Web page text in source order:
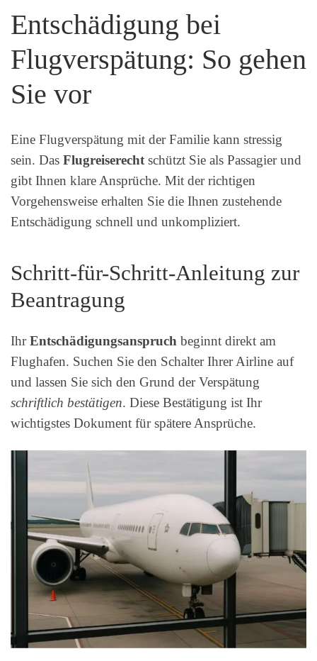
Entschädigung bei
Flugverspätung: So gehen
Sie vor
Eine Flugverspätung mit der Familie kann stressig
sein. Das Flugreiserecht schützt Sie als Passagier und
gibt Ihnen klare Ansprüche. Mit der richtigen
Vorgehensweise erhalten Sie die Ihnen zustehende
Entschädigung schnell und unkompliziert.
Schritt-für-Schritt-Anleitung zur
Beantragung
IhrEntschädigungsanspruch beginnt direkt am
Flughafen. Suchen Sie den Schalter Ihrer Airline auf
und lassen Sie sich den Grund der Verspätung
schriftlich bestätigen. Diese Bestätigung ist Ihr
wichtigstes Dokument für spätere Ansprüche.